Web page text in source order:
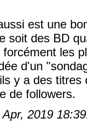
est une
soit des BD
les
d'un
y a des titres
de followers.
2019